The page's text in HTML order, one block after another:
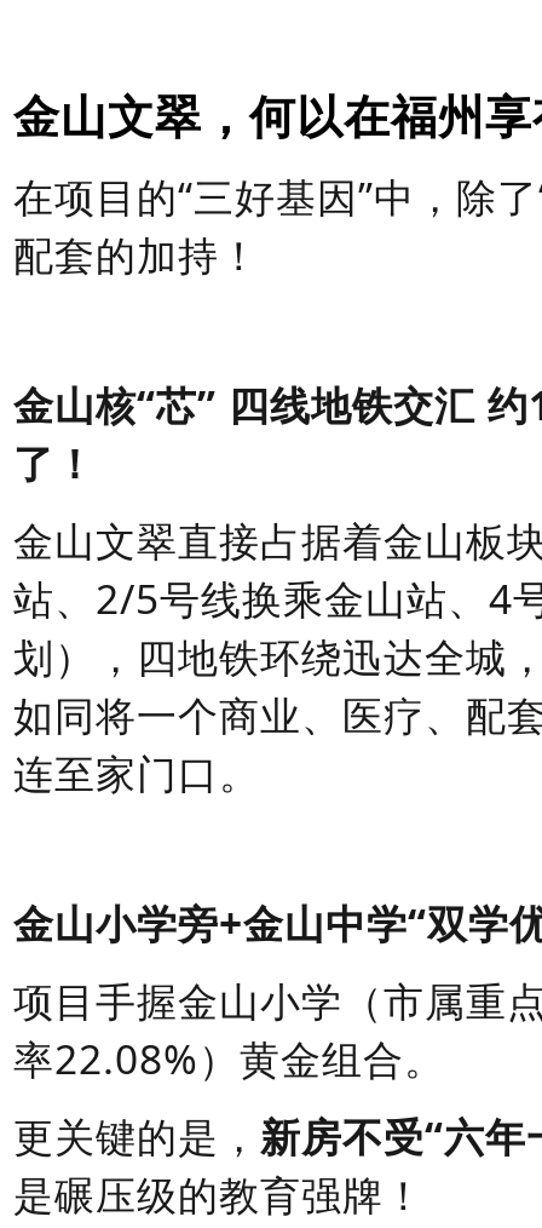
金山文翠，何以在福州
在项目的“三好基因”中，除
配套的加持！
金山核“芯” 四线地铁交汇
了！
金山文翠直接占据着金山板
站、2/5号线换乘金山站、4
划）， 四地铁环绕迅达全城
如同将一个商业、医疗、配
连至家门口。
金山小学旁+金山中学“双学
项目手握金山小学（市属重
率22.08%）黄金组合。
更关键的是， 新房不受“六年
是碾压级的教育强牌！